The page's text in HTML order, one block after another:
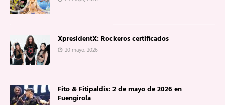
XpresidentX: Rockeros certificados
20 mayo, 2026
Fito & Fitipaldis: 2 de mayo de 2026 en
Fuengirola